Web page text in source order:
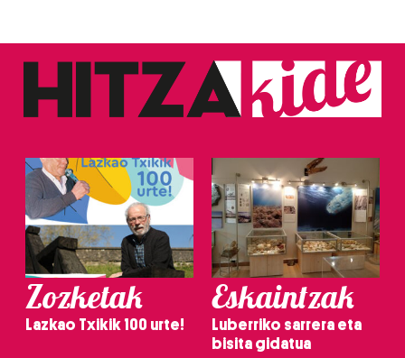
Zozketak
Lazkao Txikik 100 urte!
Eskaintzak
Luberriko sarrera eta
bisita gidatua